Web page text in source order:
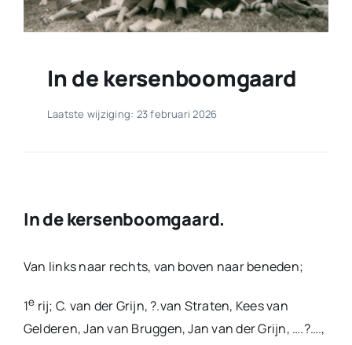
In de kersenboomgaard
Laatste wijziging: 23 februari 2026
In de kersenboomgaard.
Van links naar rechts, van boven naar beneden;
1e rij; C. van der Grijn, ?.van Straten, Kees van
Gelderen, Jan van Bruggen, Jan van der Grijn, ….?….,